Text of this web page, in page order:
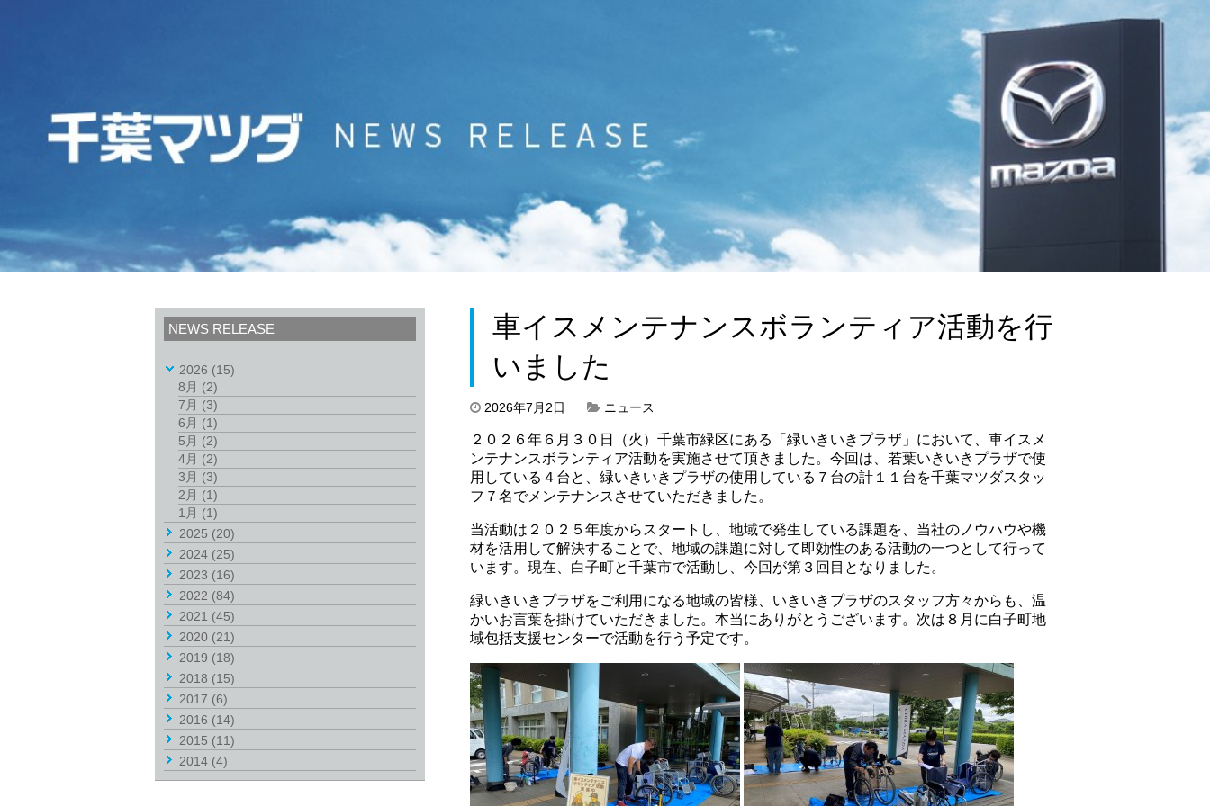
車イスメンテナンスボランティア活動を行
いました
2026年7月2日 ニュース
２０２６年６月３０日（火）千葉市緑区にある「緑いきいきプラザ」において、車イスメ
ンテナンスボランティア活動を実施させて頂きました。今回は、若葉いきいきプラザで使
用している４台と、緑いきいきプラザの使用している７台の計１１台を千葉マツダスタッ
フ７名でメンテナンスさせていただきました。
当活動は２０２５年度からスタートし、地域で発生している課題を、当社のノウハウや機
材を活用して解決することで、地域の課題に対して即効性のある活動の一つとして行って
います。現在、白子町と千葉市で活動し、今回が第３回目となりました。
緑いきいきプラザをご利用になる地域の皆様、いきいきプラザのスタッフ方々からも、温
かいお言葉を掛けていただきました。本当にありがとうございます。次は８月に白子町地
域包括支援センターで活動を行う予定です。
NEWS RELEASE
2026 (15)
8月 (2)
7月 (3)
6月 (1)
5月 (2)
4月 (2)
3月 (3)
2月 (1)
1月 (1)
2025 (20)
2024 (25)
2023 (16)
2022 (84)
2021 (45)
2020 (21)
2019 (18)
2018 (15)
2017 (6)
2016 (14)
2015 (11)
2014 (4)